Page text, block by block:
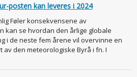
posten kan leveres i 2024
Føler konsekvensene av
kan se hvordan den årlige globale
i de neste fem årene vil overvinne en
den meteorologiske Byrå i fn. I